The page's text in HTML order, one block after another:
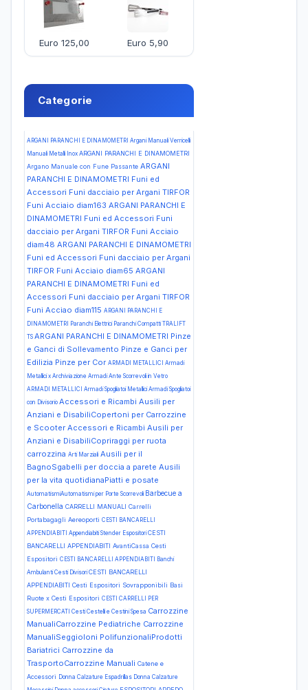
Euro 125,00 Euro 5,90
Categorie
ARGANI PARANCHI E DINAMOMETRI Argani Manuali Verricelli
Manuali Metalli Inox ARGANI PARANCHI E DINAMOMETRI
Argano Manuale con Fune Passante ARGANI
PARANCHI E DINAMOMETRI Funi ed
Accessori Funi dacciaio per Argani TIRFOR
Funi Acciaio diam163 ARGANI PARANCHI E
DINAMOMETRI Funi ed Accessori Funi
dacciaio per Argani TIRFOR Funi Acciaio
diam48 ARGANI PARANCHI E DINAMOMETRI
Funi ed Accessori Funi dacciaio per Argani
TIRFOR Funi Acciaio diam65 ARGANI
PARANCHI E DINAMOMETRI Funi ed
Accessori Funi dacciaio per Argani TIRFOR
Funi Acciao diam115 ARGANI PARANCHI E
DINAMOMETRI Paranchi Elettrici Paranchi Compatti TRALIFT
TS ARGANI PARANCHI E DINAMOMETRI Pinze
e Ganci di Sollevamento Pinze e Ganci per
Edilizia Pinze per Cor ARMADI METALLICI Armadi
Metallici x Archiviazione Armadi Ante Scorrevoli in Vetro
ARMADI METALLICI Armadi Spogliatoi Metallici Armadi Spogliatoi
con Divisorio Accessori e Ricambi Ausili per
Anziani e DisabiliCopertoni per Carrozzine
e Scooter Accessori e Ricambi Ausili per
Anziani e DisabiliCopriraggi per ruota
carrozzina Arti Marziali Ausili per il
BagnoSgabelli per doccia a parete Ausili
per la vita quotidianaPiatti e posate
AutomatismiAutomatismi per Porte Scorrevoli Barbecue a
Carbonella CARRELLI MANUALI Carrelli
Portabagagli Aereoporti CESTI BANCARELLI
APPENDIABITI Appendiabiti Stender EspositoriCESTI
BANCARELLI APPENDIABITI AvantiCassa Cesti
Espositori CESTI BANCARELLI APPENDIABITI Banchi
Ambulanti Cesti DivisoriCESTI BANCARELLI
APPENDIABITI Cesti Espositori Sovrapponibili Basi
Ruote x Cesti Espositori CESTI CARRELLI PER
SUPERMERCATI Cesti Cestelli e Cestini Spesa Carrozzine
ManualiCarrozzine Pediatriche Carrozzine
ManualiSeggioloni PolifunzionaliProdotti
Bariatrici Carrozzine da
TrasportoCarrozzine Manuali Catene e
Accessori Donna Calzature Espadrillas Donna Calzature